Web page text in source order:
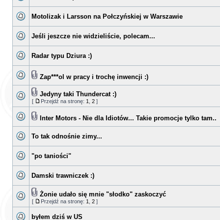
Motolizak i Larsson na Połczyńskiej w Warszawie
Jeśli jeszcze nie widzieliście, polecam...
Radar typu Dziura :)
Zap***ol w pracy i trochę inwencji :)
Jedyny taki Thundercat :)
[ Przejdź na stronę: 1 2 ]
Inter Motors - Nie dla Idiotów... Takie promocje tylko tam..
To tak odnośnie zimy...
"po taniości"
Damski trawniczek :)
Żonie udało się mnie "słodko" zaskoczyć
[ Przejdź na stronę: 1 2 ]
byłem dziś w US